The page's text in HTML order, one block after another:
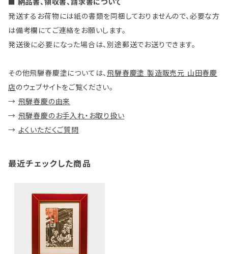
■ 納品書、領収書、請求書について
発送するお荷物には紙の書類を同梱しておりませんので、必要な方
は備考欄にてご連絡をお願いします。
発送後に必要になった場合は、別途郵送でお送りできます。
その他飛騨春慶塗については、飛騨春慶塗 製造販売元 山田春慶
店のウェブサイトをご覧ください。
→ 飛騨春慶の由来
→ 飛騨春慶のお手入れ・お取り扱い
→ よくいただくご質問
最近チェックした商品